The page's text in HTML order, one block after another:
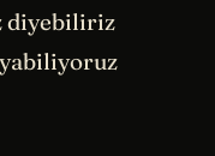
diyebiliriz